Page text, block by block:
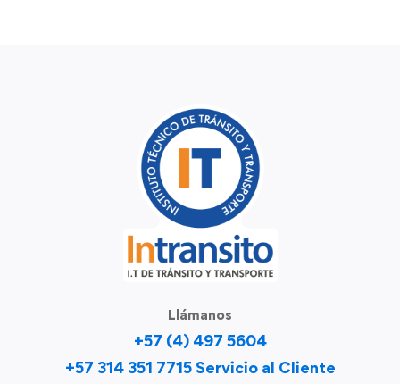
Llámanos
+57 (4) 497 5604
+57 314 351 7715 Servicio al Cliente